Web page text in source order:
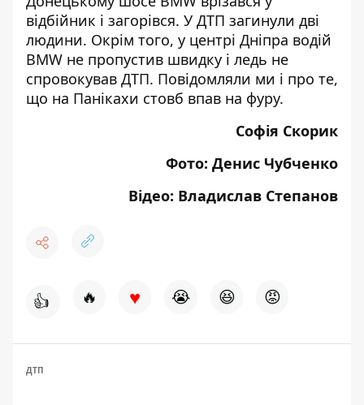
відбійник і загорівся. У ДТП загинули дві
людини. Окрім того, у центрі Дніпра водій
BMW не пропустив швидку і ледь не
спровокував ДТП. Повідомляли ми і про те,
що на Панікахи стовб впав на фуру.
Софія Скорик
Фото: Денис Чубченко
Відео: Владислав Степанов
👍 🔥 ♥ 😭 😆 😡
ДТП